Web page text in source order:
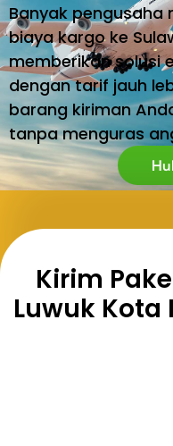
Banyak pengusaha
biaya kargo ke
memberikan solusi
dengan tarif jauh
barang kiriman
tanpa menguras
Kirim
Luwuk Kota